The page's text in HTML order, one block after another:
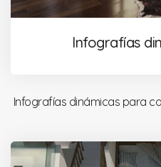
Infografías
Infografías dinámicas para